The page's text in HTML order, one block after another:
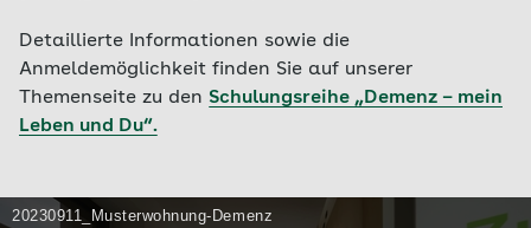
Detaillierte Informationen sowie die
Anmeldemöglichkeit finden Sie auf unserer
Themenseite zu den Schulungsreihe „Demenz – mein
Leben und Du“.